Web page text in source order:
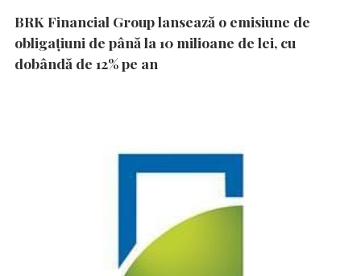
BRK Financial Group lansează o emisiune de
obligațiuni de până la 10 milioane de lei, cu
dobândă de 12% pe an